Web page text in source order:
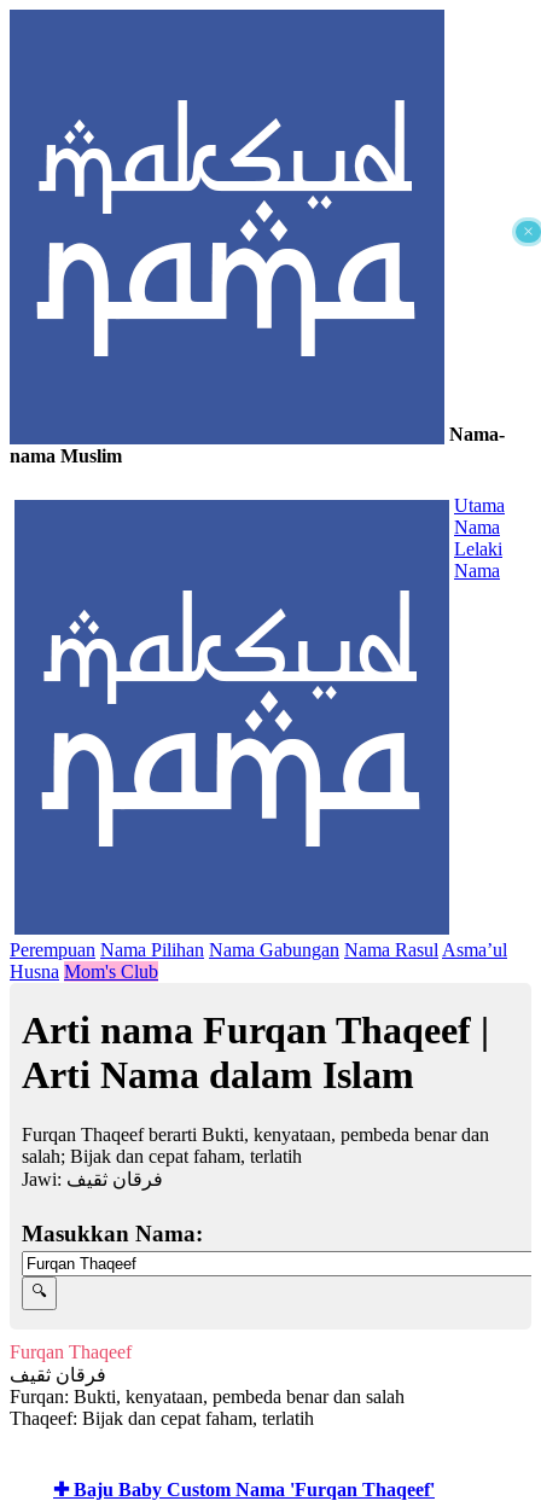
×
Nama-
nama Muslim
Utama
Nama
Lelaki
Nama
Perempuan Nama Pilihan Nama Gabungan Nama Rasul Asma’ul
Husna Mom's Club
Arti nama Furqan Thaqeef |
Arti Nama dalam Islam
Furqan Thaqeef berarti Bukti, kenyataan, pembeda benar dan
salah; Bijak dan cepat faham, terlatih
Jawi: فرقان ثقيف
Masukkan Nama:
Furqan Thaqeef
فرقان ثقيف
Furqan: Bukti, kenyataan, pembeda benar dan salah
Thaqeef: Bijak dan cepat faham, terlatih
✚ Baju Baby Custom Nama 'Furqan Thaqeef'